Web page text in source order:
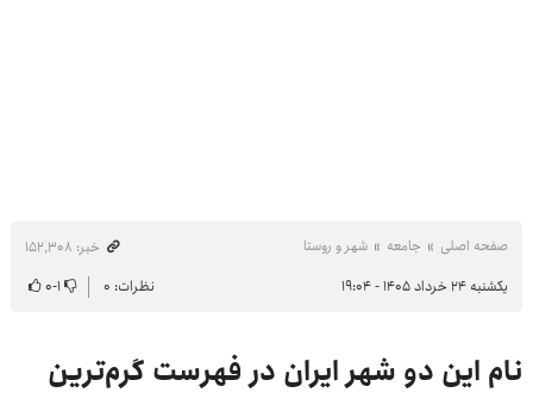
صفحه اصلی جامعه شهر و روستا
خبر: ۱۵۲٬۳۰۸
یکشنبه ۲۴ خرداد ۱۴۰۵ - ۱۹:۰۴
نظرات: ۰ ۱-۰
نام این دو شهر ایران در فهرست گرم‌ترین